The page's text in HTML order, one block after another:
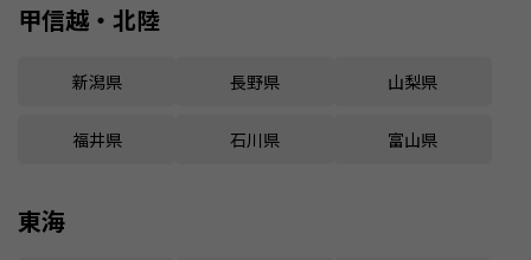
甲信越・北陸
新潟県 長野県 山梨県
福井県 石川県 富山県
東海